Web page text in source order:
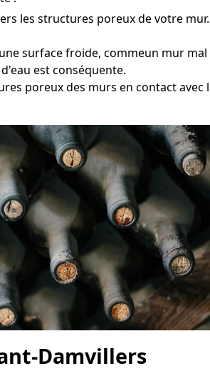
les structures poreux de votre
surface froide, commeun mur
est conséquente.
poreux des murs en contact avec
Damvillers